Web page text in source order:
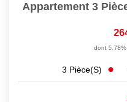
Appartement 3
dont
3 Pièce(s)